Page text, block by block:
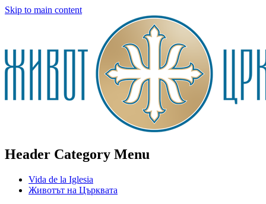
Skip to main content
Header Category Menu
Vida de la Iglesia
Животът на Църквата